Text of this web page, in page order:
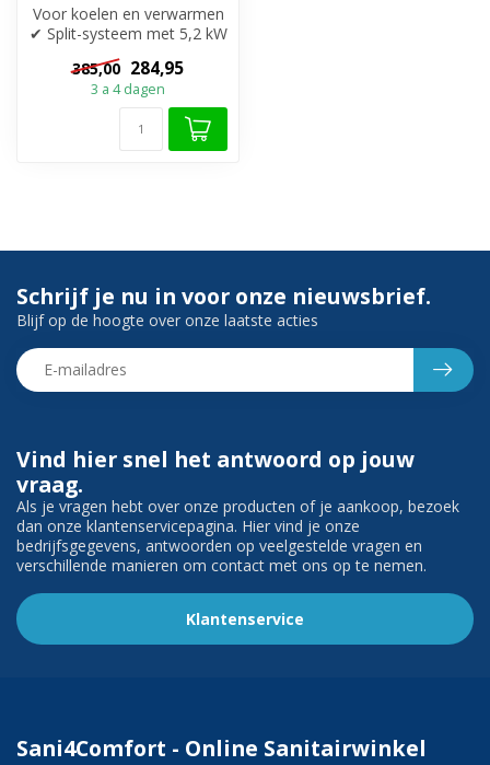
Voor koelen en verwarmen
✔ Split-systeem met 5,2 kW
✓ Wifi-functionaliteit ✓
4D-...
385,00 284,95
3 a 4 dagen
Vind hier snel het antwoord op jouw
vraag.
Als je vragen hebt over onze producten of je aankoop, bezoek
dan onze klantenservicepagina. Hier vind je onze
bedrijfsgegevens, antwoorden op veelgestelde vragen en
verschillende manieren om contact met ons op te nemen.
Klantenservice
Schrijf je nu in voor onze nieuwsbrief.
Blijf op de hoogte over onze laatste acties
Sani4Comfort - Online Sanitairwinkel